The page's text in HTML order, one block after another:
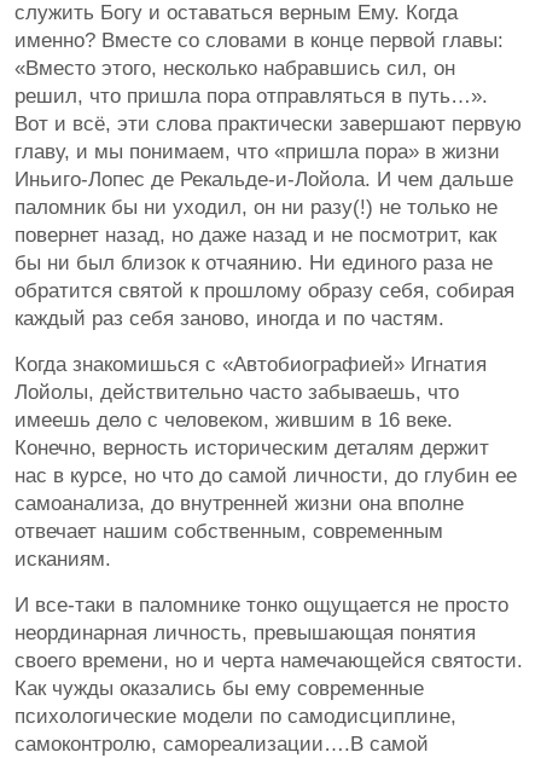
служить Богу и оставаться верным Ему. Когда
именно? Вместе со словами в конце первой главы:
«Вместо этого, несколько набравшись сил, он
решил, что пришла пора отправляться в путь…».
Вот и всё, эти слова практически завершают первую
главу, и мы понимаем, что «пришла пора» в жизни
Иньиго-Лопес де Рекальде-и-Лойола. И чем дальше
паломник бы ни уходил, он ни разу(!) не только не
повернет назад, но даже назад и не посмотрит, как
бы ни был близок к отчаянию. Ни единого раза не
обратится святой к прошлому образу себя, собирая
каждый раз себя заново, иногда и по частям.
Когда знакомишься с «Автобиографией» Игнатия
Лойолы, действительно часто забываешь, что
имеешь дело с человеком, жившим в 16 веке.
Конечно, верность историческим деталям держит
нас в курсе, но что до самой личности, до глубин ее
самоанализа, до внутренней жизни она вполне
отвечает нашим собственным, современным
исканиям.
И все-таки в паломнике тонко ощущается не просто
неординарная личность, превышающая понятия
своего времени, но и черта намечающейся святости.
Как чужды оказались бы ему современные
психологические модели по самодисциплине,
самоконтролю, самореализации….В самой